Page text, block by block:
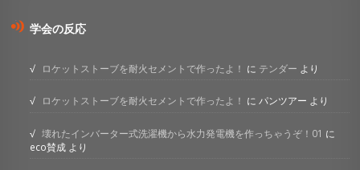
学会の反応
ロケットストーブを耐火セメントで作ったよ！ に テンダー より
ロケットストーブを耐火セメントで作ったよ！ にパンツアー より
壊れたインバーター式洗濯機から水力発電機を作っちゃうぞ！01 に
eco賛成 より